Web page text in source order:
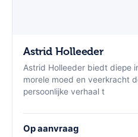
Astrid Holleeder
Astrid Holleeder biedt diepe
morele moed en veerkracht
persoonlijke verhaal t
Op aanvraag